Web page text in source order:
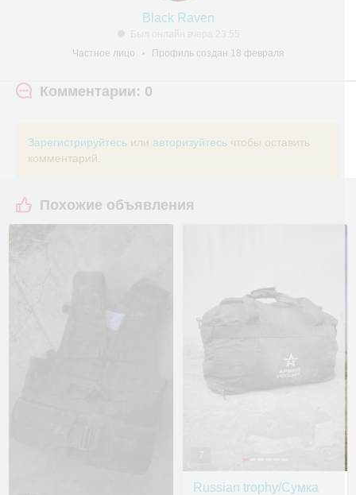
Black Raven
Частное лицо
Профиль создан 18 февраля
Комментарии: 0
Зарегистрируйтесь или авторизуйтесь чтобы оставить
комментарий.
Похожие объявления
7
Russian trophy/Сумка